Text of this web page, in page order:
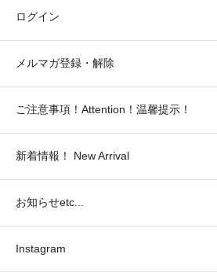
ログイン
メルマガ登録・解除
ご注意事項！Attention！温馨提示！
新着情報！ New Arrival
お知らせetc...
Instagram